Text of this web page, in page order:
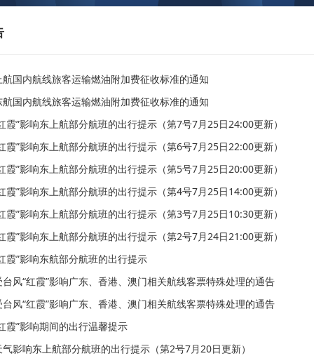
国内航线旅客运输燃油附加费征收标准的通知
国内航线旅客运输燃油附加费征收标准的通知
霞”影响东上航部分航班的出行提示（第7号7月25日24:00更新）
霞”影响东上航部分航班的出行提示（第6号7月25日22:00更新）
霞”影响东上航部分航班的出行提示（第5号7月25日20:00更新）
霞”影响东上航部分航班的出行提示（第4号7月25日14:00更新）
霞”影响东上航部分航班的出行提示（第3号7月25日10:30更新）
霞”影响东上航部分航班的出行提示（第2号7月24日21:00更新）
霞”影响东航部分航班的出行提示
风“红霞”影响广东、香港、澳门相关航线客票特殊处理的通告
风“红霞”影响广东、香港、澳门相关航线客票特殊处理的通告
霞”影响期间的出行温馨提示
影响东上航部分航班的出行提示（第2号7月20日更新）